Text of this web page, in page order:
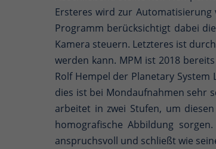
Ersteres wird zur
Programm berücksichtigt dabei
Kamera steuern. Letzteres ist
werden kann. MPM ist 2018
Rolf Hempel der Planetary
dies ist bei Mondaufnahmen sehr
arbeitet in zwei Stufen, um
homografische Abbildung
anspruchsvoll und schließt wie